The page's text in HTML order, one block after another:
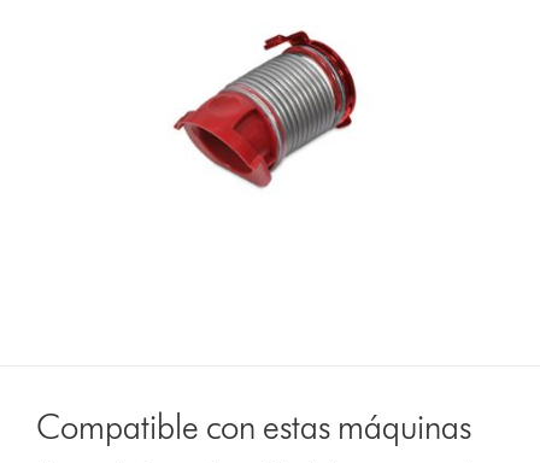
Compatible con estas máquinas